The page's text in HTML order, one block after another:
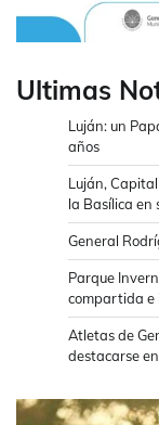
Ultimas
Luján: un
años
Luján,
la Basílica en
General
Parque
compartida e
Atletas de
destacarse